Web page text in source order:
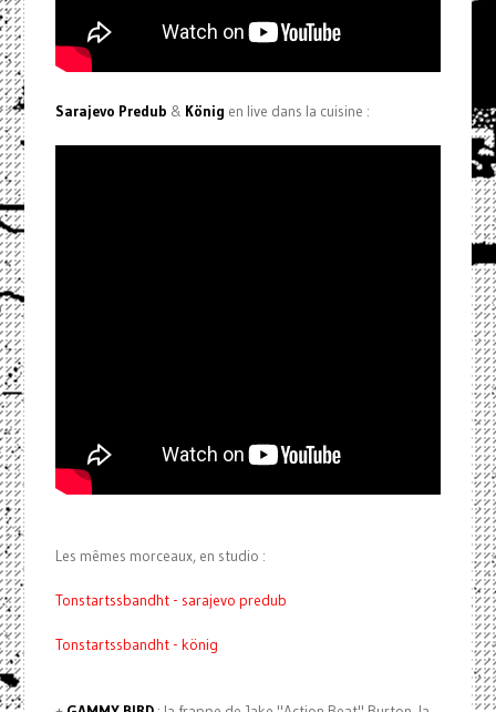
Sarajevo Predub & König en live dans la cuisine :
Les mêmes morceaux, en studio :
Tonstartssbandht - sarajevo predub
Tonstartssbandht - könig